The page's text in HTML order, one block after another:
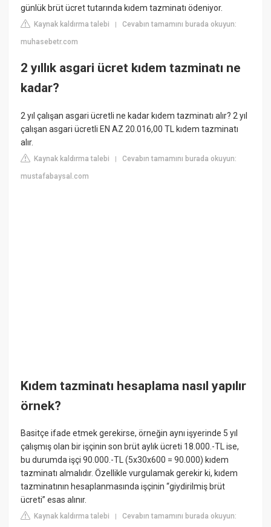
günlük brüt ücret tutarında kıdem tazminatı ödeniyor.
Kaynak kaldırma talebi |Cevabın tamamını burada okuyun:
muhasebetr.com
2 yıllık asgari ücret kıdem tazminatı ne
kadar?
2 yıl çalışan asgari ücretli ne kadar kıdem tazminatı alır? 2 yıl
çalışan asgari ücretli EN AZ 20.016,00 TL kıdem tazminatı
alır.
Kaynak kaldırma talebi |Cevabın tamamını burada okuyun:
mustafabaysal.com
Kıdem tazminatı hesaplama nasıl yapılır
örnek?
Basitçe ifade etmek gerekirse, örneğin aynı işyerinde 5 yıl
çalışmış olan bir işçinin son brüt aylık ücreti 18.000.-TL ise,
bu durumda işçi 90.000.-TL (5x30x600 = 90.000) kıdem
tazminatı almalıdır. Özellikle vurgulamak gerekir ki, kıdem
tazminatının hesaplanmasında işçinin “giydirilmiş brüt
ücreti” esas alınır.
Kaynak kaldırma talebi |Cevabın tamamını burada okuyun: